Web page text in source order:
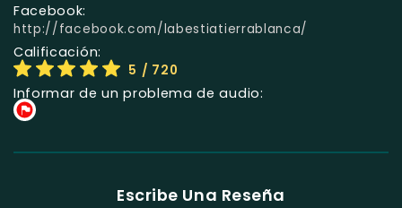
Facebook:
http://facebook.com/labestiatierrablanca/
Calificación:
5 / 720
Informar de un problema de audio:
Escribe Una Reseña